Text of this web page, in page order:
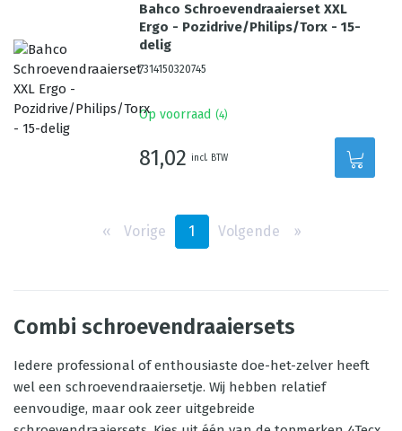
Bahco Schroevendraaierset XXL
Ergo - Pozidrive/Philips/Torx - 15-
delig
7314150320745
Op voorraad (4)
81,02 incl. BTW
‹‹ Vorige 1 Volgende ››
Combi schroevendraaiersets
Iedere professional of enthousiaste doe-het-zelver heeft
wel een schroevendraaiersetje. Wij hebben relatief
eenvoudige, maar ook zeer uitgebreide